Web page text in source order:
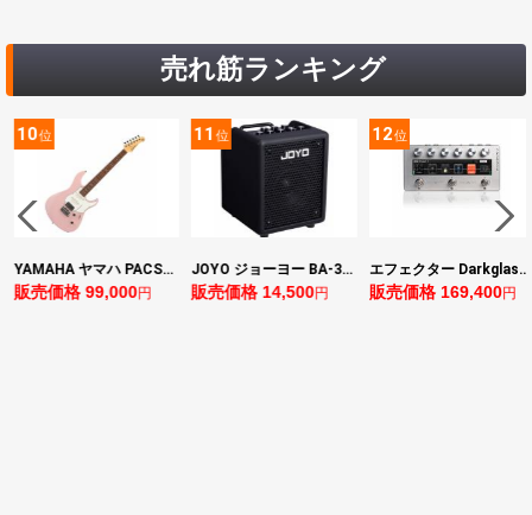
売れ筋ランキング
YAMAHA ヤマハ PACS+12 ASP Pacifica Standard Plus パシフィカスタンダードプラス エレキギター
円
JOYO ジョーヨー BA-30 VIBE CUBE BLK 30W 小型ベースアンプ Bluetooth+OTGオーディオI/F搭載
販売価格 14,500 円
12位
エフェクター Darkglass Electronics Anagram ベースエフェクター プリアンプ ダークグラス アナグラム
販売価格 169,400 円 販売価格